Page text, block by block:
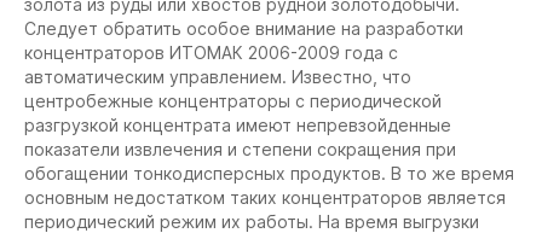
золота из руды или хвостов рудной золотодобычи.
Следует обратить особое внимание на разработки
концентраторов ИТОМАК 2006-2009 года с
автоматическим управлением. Известно, что
центробежные концентраторы с периодической
разгрузкой концентрата имеют непревзойденные
показатели извлечения и степени сокращения при
обогащении тонкодисперсных продуктов. В то же время
основным недостатком таких концентраторов является
периодический режим их работы. На время выгрузки